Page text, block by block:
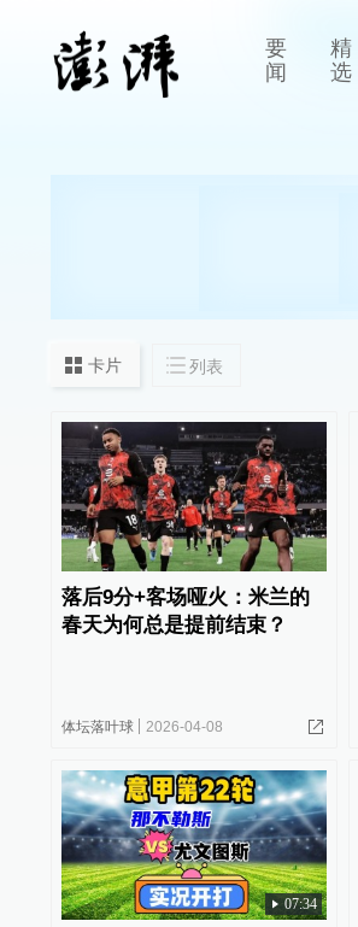
要
闻
精
选
卡片 列表
落后9分+客场哑火：米兰的
春天为何总是提前结束？
体坛落叶球 2026-04-08
07:34